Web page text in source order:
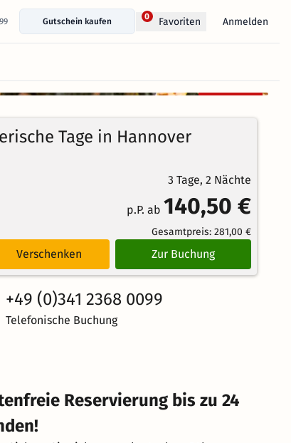
Gutschein kaufen
0 Favoriten Anmelden
100%
Bewertungen
4.8/5
stornierbar
Tage in Hannover
3 Tage, 2 Nächte
p.P. ab 140,50 €
Gesamtpreis: 281,00 €
Verschenken Zur Buchung
+49 (0)341 2368 0099
Telefonische Buchung
Reservierung bis zu 24